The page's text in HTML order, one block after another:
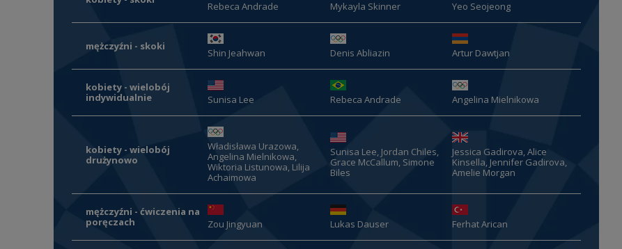
Rebeca Andrade Mykayla Skinner Yeo Seojeong
mężczyźni - skoki
Shin Jeahwan Denis Abliazin Artur Dawtjan
kobiety - wielobój
indywidualnie
Sunisa Lee Rebeca Andrade Angelina Mielnikowa
kobiety - wielobój
drużynowo
Władisława Urazowa,
Angelina Mielnikowa,
Wiktoria Listunowa, Lilija
Achaimowa
Sunisa Lee, Jordan Chiles,
Grace McCallum, Simone
Biles
Jessica Gadirova, Alice
Kinsella, Jennifer Gadirova,
Amelie Morgan
mężczyźni - ćwiczenia na
poręczach
Zou Jingyuan Lukas Dauser Ferhat Arican